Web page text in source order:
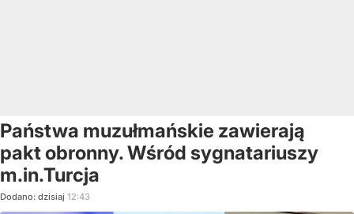
Państwa muzułmańskie zawierają
pakt obronny. Wśród sygnatariuszy
m.in.Turcja
Dodano: dzisiaj 12:43